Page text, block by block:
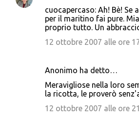
cuocapercaso: Ah! Bè! Se
per il maritino fai pure.
proprio tutto. Un
12 ottobre 2007 alle ore
Anonimo ha detto…
Meravigliose nella loro
la ricotta, le proverò
12 ottobre 2007 alle ore